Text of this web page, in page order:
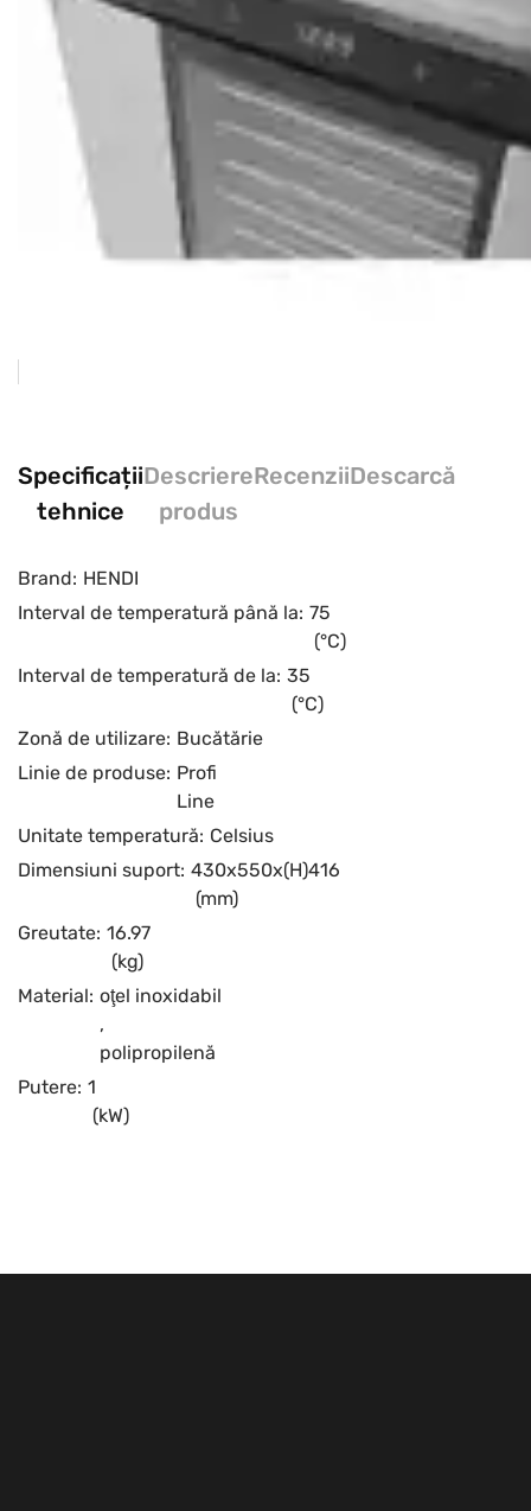
Specificații
tehnice
Descriere
produs
RecenziiDescarcă
Brand: HENDI
Interval de temperatură până la: 75
(°C)
Interval de temperatură de la: 35
(°C)
Zonă de utilizare: Bucătărie
Linie de produse: Profi
Line
Unitate temperatură: Celsius
Dimensiuni suport: 430x550x(H)416
(mm)
Greutate: 16.97
(kg)
Material: oţel inoxidabil
,
polipropilenă
Putere: 1
(kW)